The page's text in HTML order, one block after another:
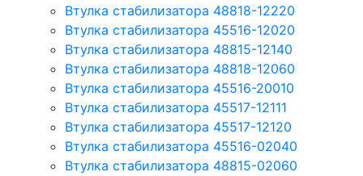
Втулка стабилизатора 48818-12220
Втулка стабилизатора 45516-12020
Втулка стабилизатора 48815-12140
Втулка стабилизатора 48818-12060
Втулка стабилизатора 45516-20010
Втулка стабилизатора 45517-12111
Втулка стабилизатора 45517-12120
Втулка стабилизатора 45516-02040
Втулка стабилизатора 48815-02060